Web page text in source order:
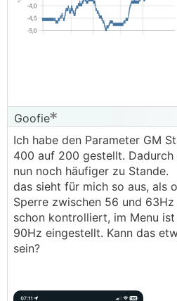
Goofie
Ich habe den Parameter GM
400 auf 200 gestellt. Dadurch
nun noch häufiger zu Stande.
das sieht für mich so aus, als
Sperre zwischen 56 und
schon kontrolliert, im Menu
90Hz eingestellt. Kann das
sein?